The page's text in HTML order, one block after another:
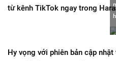
từ kênh TikTok ngay trong
Hy vọng với phiên bản cập